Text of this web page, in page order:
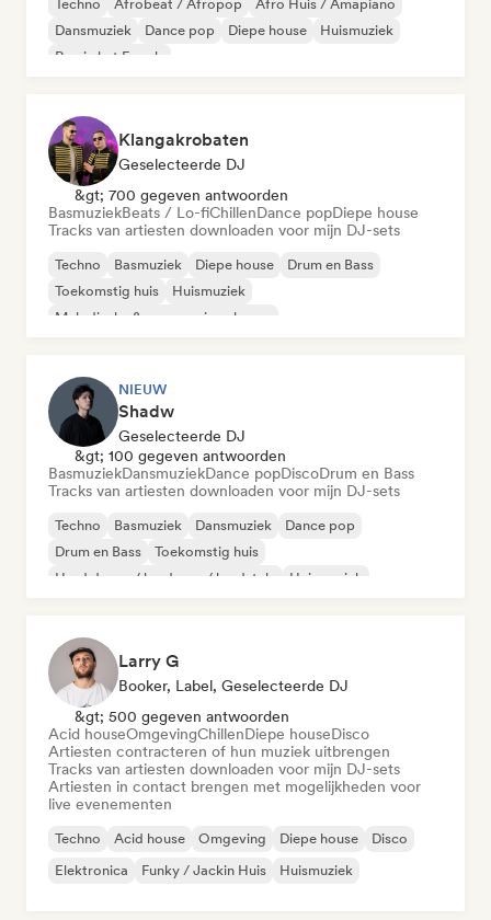
Techno Afrobeat / Afropop
Afro Huis / Amapiano
Dansmuziek
Dance pop Diepe house
Huismuziek
Rap in het Engels
Klangakrobaten
Geselecteerde DJ
&gt; 700 gegeven antwoorden
BasmuziekBeats / Lo-fiChillenDance popDiepe house
Tracks van artiesten downloaden voor mijn DJ-sets
Techno Basmuziek Diepe house
Drum en Bass
Toekomstig huis
Huismuziek
Melodische & progressieve house
NIEUW
Shadw
Geselecteerde DJ
&gt; 100 gegeven antwoorden
BasmuziekDansmuziekDance popDiscoDrum en Bass
Tracks van artiesten downloaden voor mijn DJ-sets
Techno Basmuziek Dansmuziek
Dance pop
Drum en Bass
Toekomstig huis
Hard dance / hardcore / hardstyle
Huismuziek
Larry G
Booker, Label, Geselecteerde DJ
&gt; 500 gegeven antwoorden
Acid houseOmgevingChillenDiepe houseDisco
Artiesten contracteren of hun muziek uitbrengen
Tracks van artiesten downloaden voor mijn DJ-sets
Artiesten in contact brengen met mogelijkheden voor
live evenementen
Techno Acid house Omgeving Diepe house
Disco
Elektronica
Funky / Jackin Huis Huismuziek